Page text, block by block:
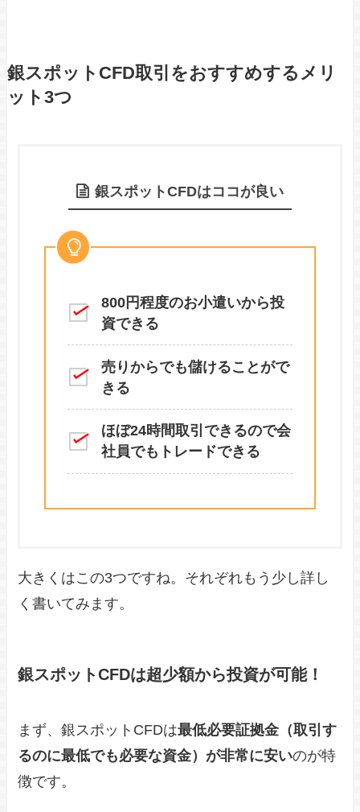
銀スポットCFD取引をおすすめするメリ
ット3つ
銀スポットCFDはココが良い
800円程度のお小遣いから投
資できる
売りからでも儲けることがで
きる
ほぼ24時間取引できるので会
社員でもトレードできる
大きくはこの3つですね。それぞれもう少し詳し
く書いてみます。
銀スポットCFDは超少額から投資が可能！
まず、銀スポットCFDは最低必要証拠金（取引す
るのに最低でも必要な資金）が非常に安いのが特
徴です。